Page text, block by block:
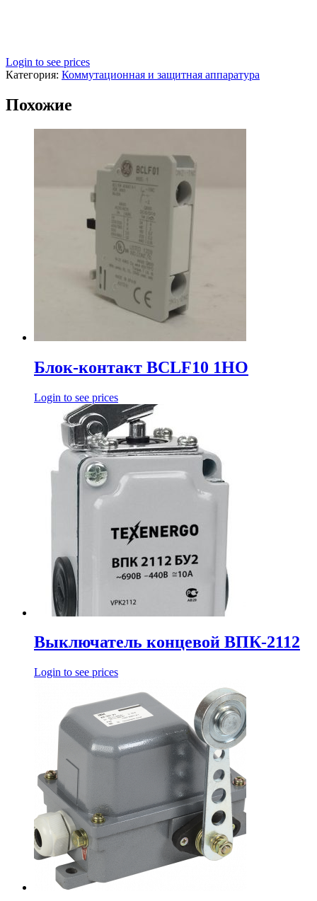
Login to see prices
Категория: Коммутационная и защитная аппаратура
Похожие
Блок-контакт BCLF10 1HO
Login to see prices
Выключатель концевой ВПК-2112
Login to see prices